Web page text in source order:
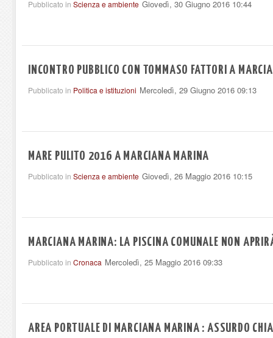
Pubblicato in Scienza e ambiente Giovedì, 30 Giugno 2016 10:44
INCONTRO PUBBLICO CON TOMMASO FATTORI A
Pubblicato in Politica e istituzioni Mercoledì, 29 Giugno 2016 09:13
MARE PULITO 2016 A MARCIANA MARINA
Pubblicato in Scienza e ambiente Giovedì, 26 Maggio 2016 10:15
MARCIANA MARINA: LA PISCINA COMUNALE NON
Pubblicato in Cronaca Mercoledì, 25 Maggio 2016 09:33
AREA PORTUALE DI MARCIANA MARINA : ASSURDO